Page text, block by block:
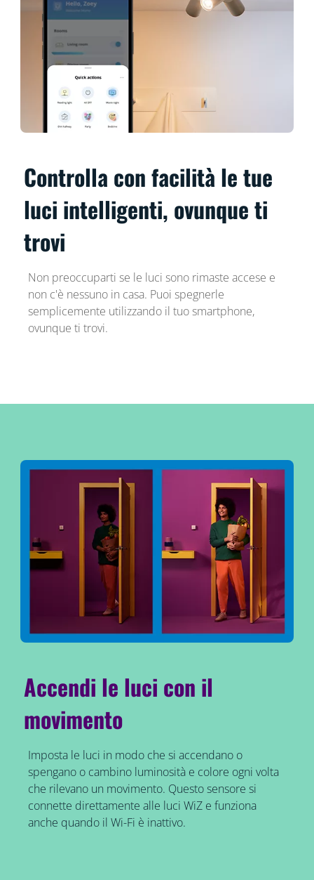
Controlla con facilità le tue
luci intelligenti, ovunque ti
trovi
Non preoccuparti se le luci sono rimaste accese e
non c'è nessuno in casa. Puoi spegnerle
semplicemente utilizzando il tuo smartphone,
ovunque ti trovi.
Accendi le luci con il
movimento
Imposta le luci in modo che si accendano o
spengano o cambino luminosità e colore ogni volta
che rilevano un movimento. Questo sensore si
connette direttamente alle luci WiZ e funziona
anche quando il Wi-Fi è inattivo.